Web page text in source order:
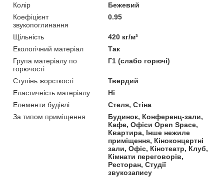
Колір
Бежевий
Коефіцієнт
звукопоглинання
0.95
Щільність
420 кг/м³
Екологічний матеріал
Так
Група матеріалу по
горючості
Г1 (слабо горючі)
Ступінь жорсткості
Твердий
Еластичність матеріалу
Ні
Елементи будівлі
Стеля, Стіна
За типом приміщення
Будинок, Конференц-зали,
Кафе, Офіси Open Space,
Квартира, Інше нежиле
приміщення, Кіноконцертні
зали, Офіс, Кінотеатр, Клуб,
Кімнати переговорів,
Ресторан, Студії
звукозапису